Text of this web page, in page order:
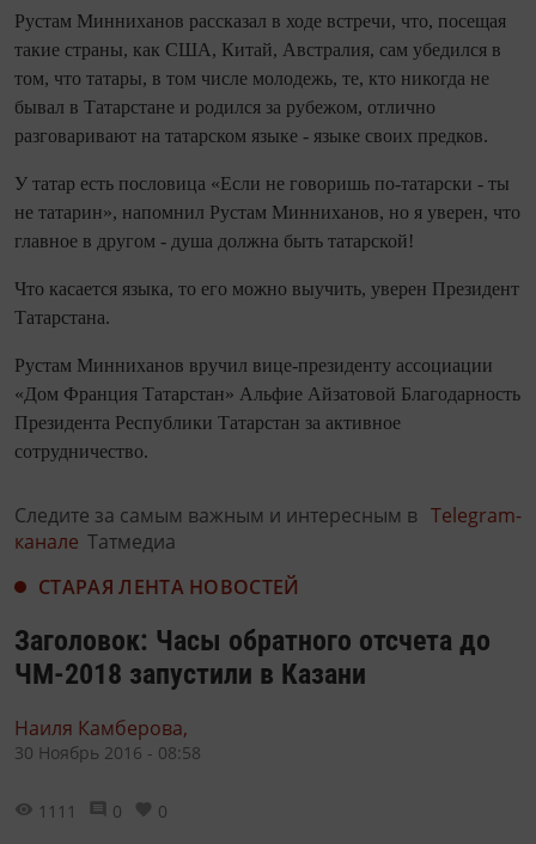
Рустам Минниханов рассказал в ходе встречи, что, посещая
такие страны, как США, Китай, Австралия, сам убедился в
том, что татары, в том числе молодежь, те, кто никогда не
бывал в Татарстане и родился за рубежом, отлично
разговаривают на татарском языке - языке своих предков.
У татар есть пословица «Если не говоришь по-татарски - ты
не татарин», напомнил Рустам Минниханов, но я уверен, что
главное в другом - душа должна быть татарской!
Что касается языка, то его можно выучить, уверен Президент
Татарстана.
Рустам Минниханов вручил вице-президенту ассоциации
«Дом Франция Татарстан» Альфие Айзатовой Благодарность
Президента Республики Татарстан за активное
сотрудничество.
Следите за самым важным и интересным в Telegram-
канале Татмедиа
СТАРАЯ ЛЕНТА НОВОСТЕЙ
Заголовок: Часы обратного отсчета до
ЧМ-2018 запустили в Казани
Наиля Камберова,
30 Ноябрь 2016 - 08:58
1111 0 0